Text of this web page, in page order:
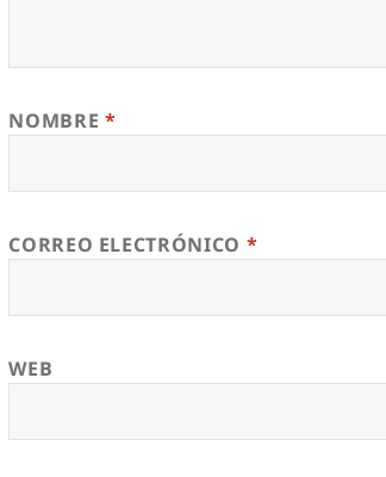
NOMBRE *
CORREO ELECTRÓNICO *
WEB